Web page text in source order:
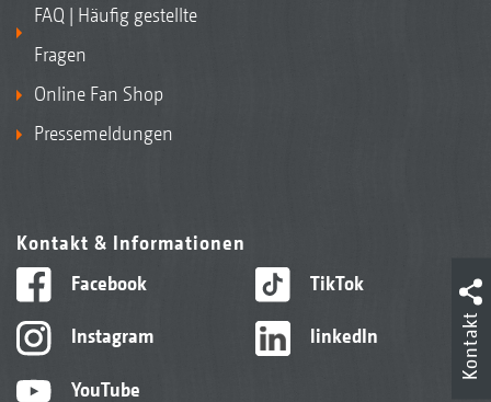
FAQ | Häufig gestellte
Fragen
Online Fan Shop
Pressemeldungen
Kontakt & Informationen
Facebook
Instagram
YouTube
TikTok
linkedIn Kontakt